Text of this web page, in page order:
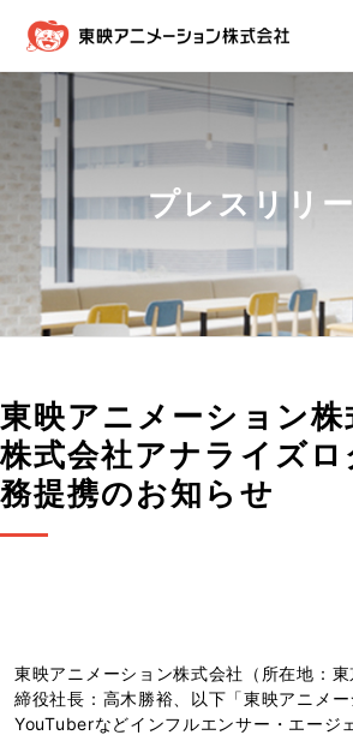
プレスリリ
東映アニメーション株
株式会社アナライズロ
務提携のお知らせ
東映アニメーション株式会社（所在地：
締役社長：高木勝裕、以下「東映アニメー
YouTuberなどインフルエンサー・エージ